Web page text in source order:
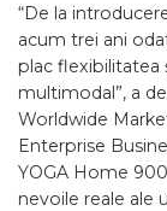
“De la
acum trei ani
plac flexibilitatea
multimodal”, a
Worldwide
Enterprise
YOGA Home
nevoile reale ale